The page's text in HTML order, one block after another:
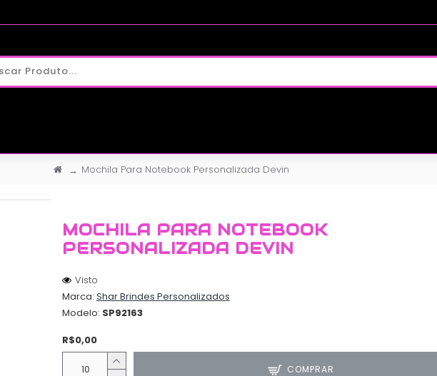
Mochila Para Notebook Personalizada Devin
MOCHILA PARA NOTEBOOK
PERSONALIZADA DEVIN
Marca: Shar Brindes Personalizados
Modelo: SP92163
Visto
R$0,00
COMPRAR